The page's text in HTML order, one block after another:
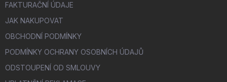
FAKTURAČNÍ ÚDAJE
JAK NAKUPOVAT
OBCHODNÍ PODMÍNKY
PODMÍNKY OCHRANY OSOBNÍCH ÚDAJŮ
ODSTOUPENÍ OD SMLOUVY